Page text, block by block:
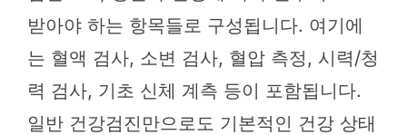
받아야 하는 항목들로 구성됩니다. 여기에
는 혈액 검사, 소변 검사, 혈압 측정, 시력/청
력 검사, 기초 신체 계측 등이 포함됩니다.
일반 건강검진만으로도 기본적인 건강 상태